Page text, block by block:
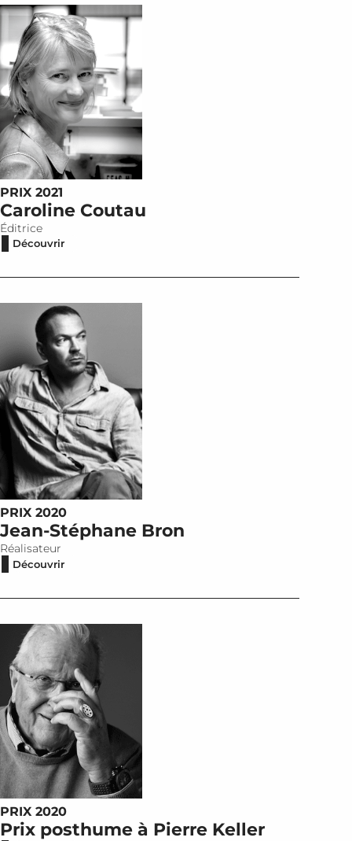
PRIX 2021
Caroline Coutau
Éditrice
Découvrir
PRIX 2020
Jean-Stéphane Bron
Réalisateur
Découvrir
PRIX 2020
Prix posthume à Pierre Keller